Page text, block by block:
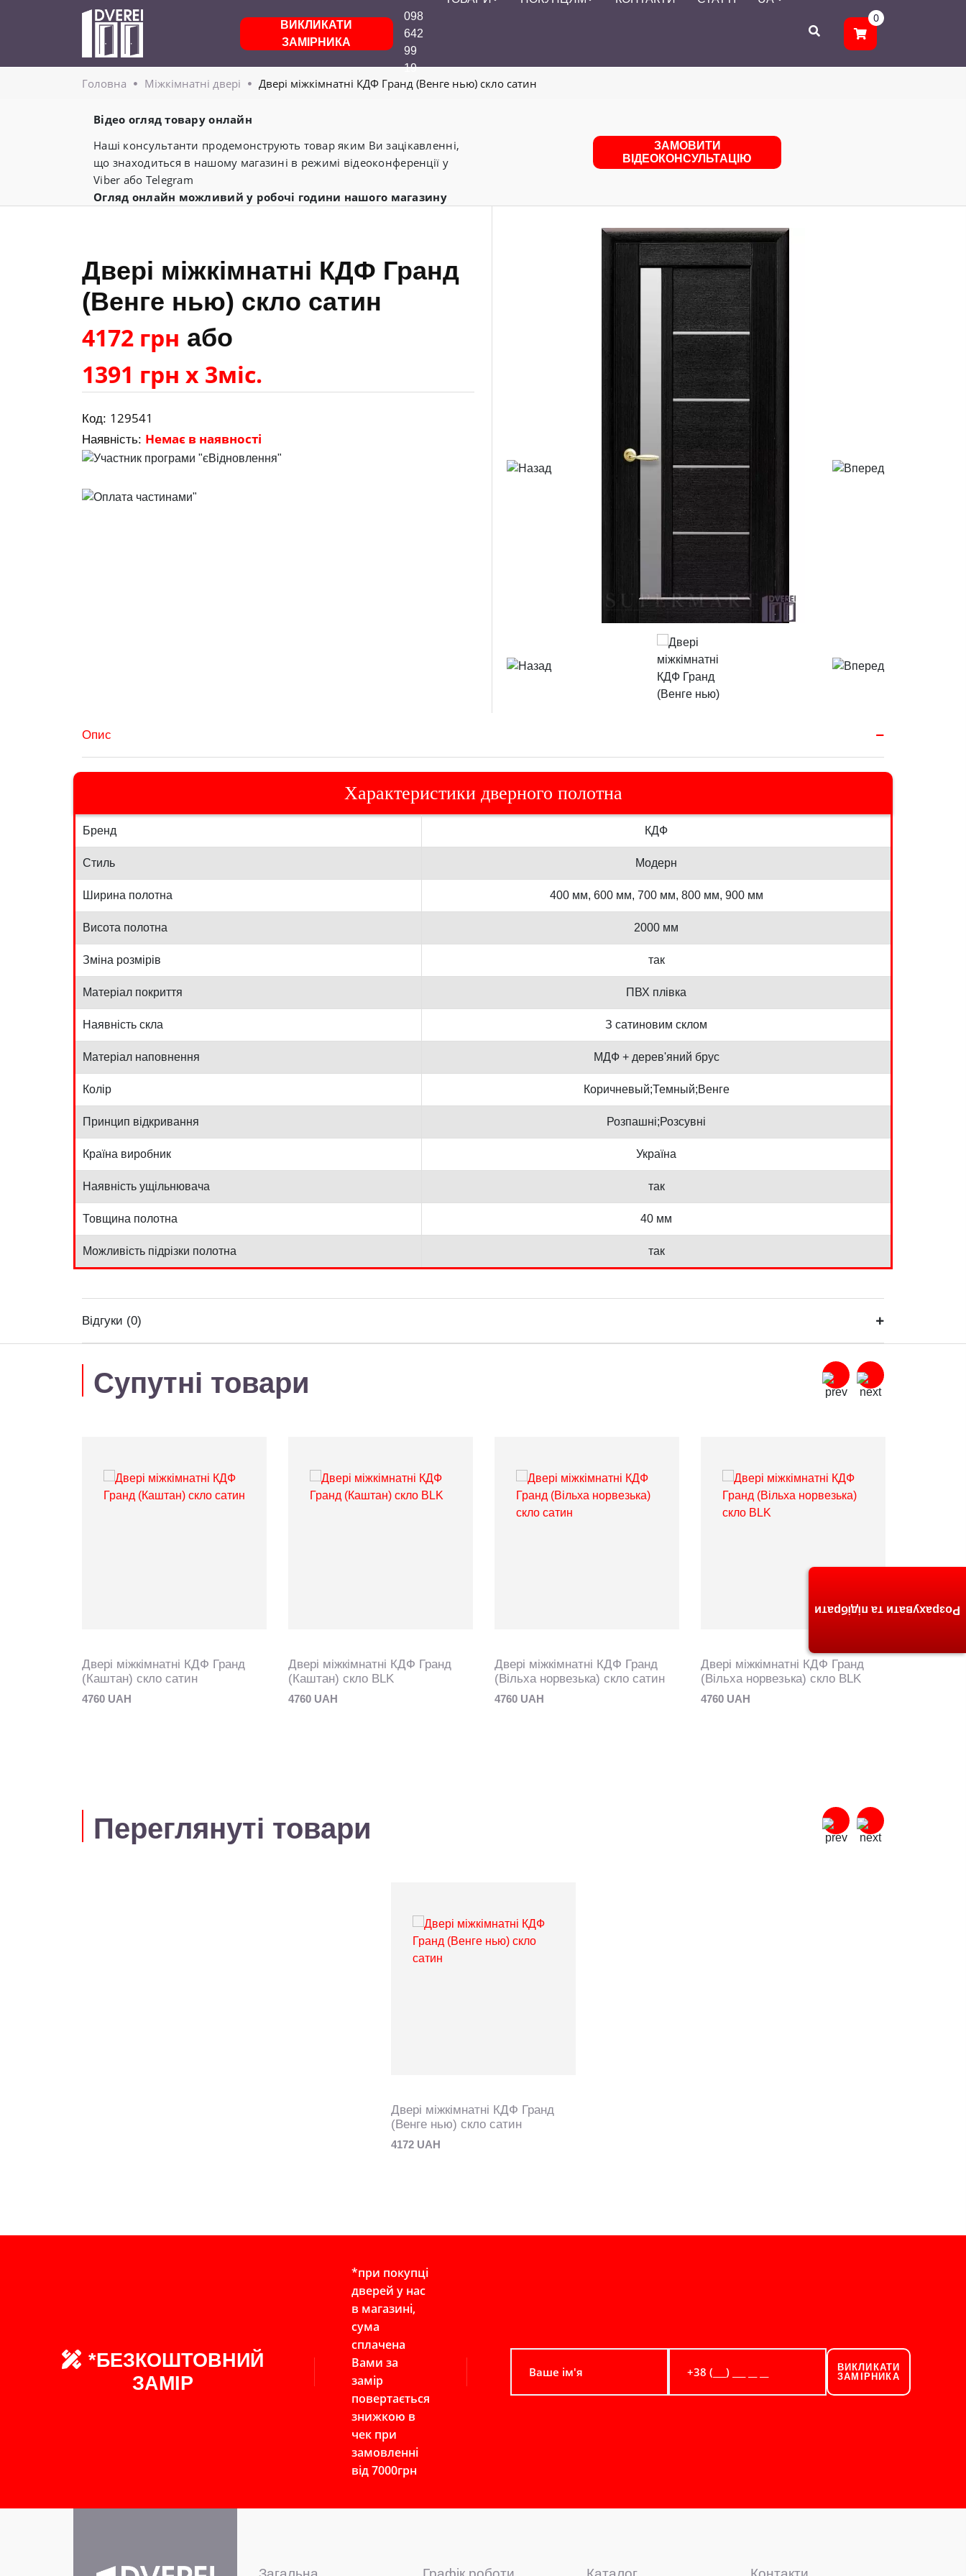
ВИКЛИКАТИ
ЗАМІРНИКА
098
642
99
19
0
Головнa Міжкімнатні двері Двері міжкімнатні КДФ Гранд (Венге нью) скло сатин
Відео огляд товару онлайн
Наші консультанти продемонструють товар яким Ви зацікавленні,
що знаходиться в нашому магазині в режимі відеоконференції у
Viber або Telegram
Огляд онлайн можливий у робочі години нашого магазину
ЗАМОВИТИ
ВІДЕОКОНСУЛЬТАЦІЮ
Двері міжкімнатні КДФ Гранд
(Венге нью) скло сатин
4172 грн або
1391 грн х 3міс.
Код: 129541
Наявність: Немає в наявності
Опис
Характеристики дверного полотна
Бренд КДФ
Стиль Модерн
Ширина полотна 400 мм, 600 мм, 700 мм, 800 мм, 900 мм
Висота полотна 2000 мм
Зміна розмірів так
Матеріал покриття ПВХ плівка
Наявність скла З сатиновим склом
Матеріал наповнення МДФ + дерев'яний брус
Колір Коричневый;Темный;Венге
Принцип відкривання Розпашні;Розсувні
Країна виробник Україна
Наявність ущільнювача так
Товщина полотна 40 мм
Можливість підрізки полотна так
Відгуки (0)
Супутні товари
Двері міжкімнатні КДФ Гранд
(Каштан) скло сатин
4760 UAH
Двері міжкімнатні КДФ Гранд
(Каштан) скло BLK
4760 UAH
Двері міжкімнатні КДФ Гранд
(Вільха норвезька) скло сатин
4760 UAH
Двері міжкімнатні КДФ Гранд
(Вільха норвезька) скло BLK
4760 UAH
Переглянуті товари
Двері міжкімнатні КДФ Гранд
(Венге нью) скло сатин
4172 UAH
*БЕЗКОШТОВНИЙ
ЗАМІР
*при покупці
дверей у нас
в магазині,
сума
сплачена
Вами за
замір
повертається
знижкою в
чек при
замовленні
від 7000грн
ВИКЛИКАТИ
ЗАМІРНИКА
Розрахувати та підібрати